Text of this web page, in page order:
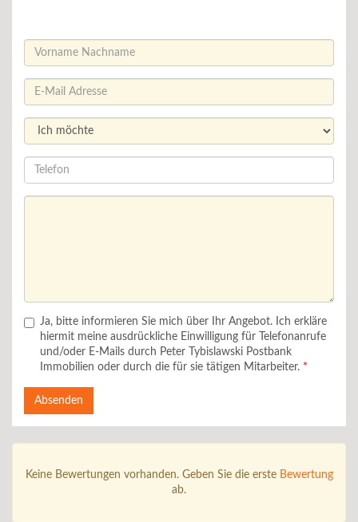
Ja, bitte informieren Sie mich über Ihr Angebot. Ich erkläre
hiermit meine ausdrückliche Einwilligung für Telefonanrufe
und/oder E-Mails durch Peter Tybislawski Postbank
Immobilien oder durch die für sie tätigen Mitarbeiter.
Absenden
Keine Bewertungen vorhanden. Geben Sie die erste Bewertung
ab.